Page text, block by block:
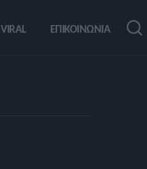
VIRAL ΕΠΙΚΟΙΝΩΝΙΑ